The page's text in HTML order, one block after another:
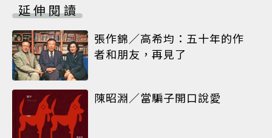
延伸閱讀
張作錦／高希均：五十年的作
者和朋友，再見了
陳昭淵／當騙子開口說愛